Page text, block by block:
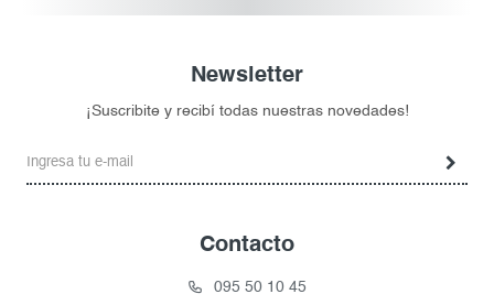
Contacto
095 50 10 45
Newsletter
¡Suscribite y recibí todas nuestras novedades!